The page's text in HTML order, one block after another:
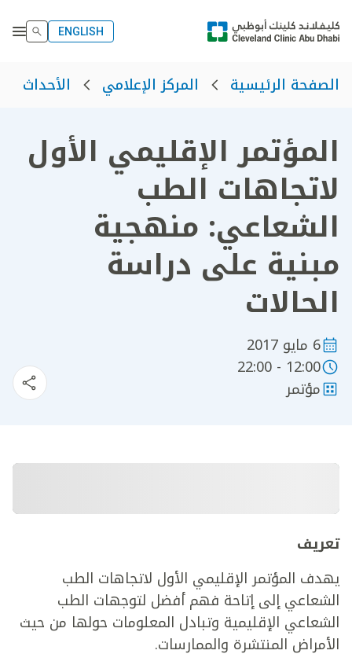
ENGLISH
الصفحة الرئيسية المركز الإعلامي الأحداث
المؤتمر الإقليمي الأول
لاتجاهات الطب
الشعاعي: منهجية
مبنية على دراسة
الحالات
6 مايو 2017
12:00 - 22:00
مؤتمر
تعريف
يهدف المؤتمر الإقليمي الأول لاتجاهات الطب
الشعاعي إلى إتاحة فهم أفضل لتوجهات الطب
الشعاعي الإقليمية وتبادل المعلومات حولها من حيث
الأمراض المنتشرة والممارسات.